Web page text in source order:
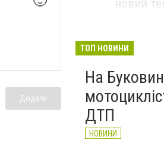
Додати
новий
області
НОВИНИ
ТОП НОВИНИ
На
ДТП
НОВИНИ